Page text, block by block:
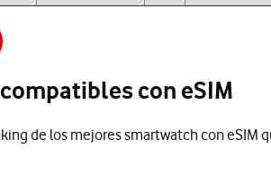
compatibles con eSIM
de los mejores smartwatch con eSIM